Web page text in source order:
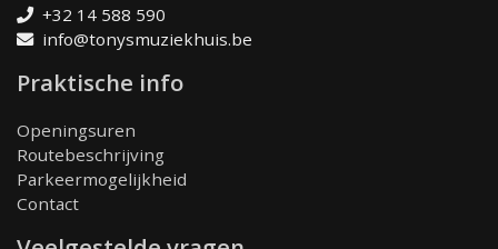
+32 14 588 590
info@tonysmuziekhuis.be
Praktische info
Openingsuren
Routebeschrijving
Parkeermogelijkheid
Contact